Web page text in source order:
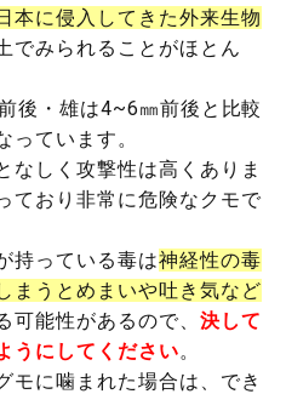
本に侵入してきた外来生物
でみられることがほとん
後・雄は4~6㎜前後と比較
っています。
なしく攻撃性は高くありま
ており非常に危険なクモで
持っている毒は神経性の毒
まうとめまいや吐き気など
可能性があるので、 決して
うにしてください。
モに噛まれた場合は、でき